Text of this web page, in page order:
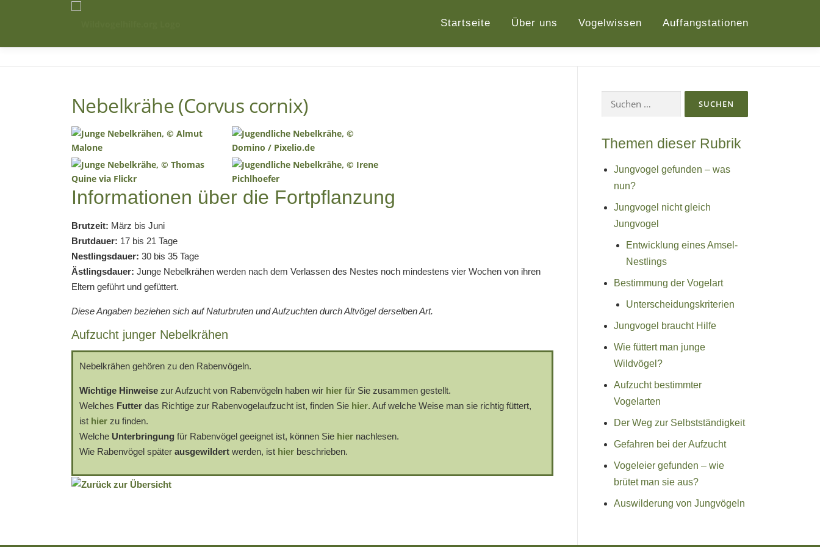
Startseite Über uns Vogelwissen Auffangstationen
Nebelkrähe (Corvus cornix)
Informationen über die Fortpflanzung
Brutzeit: März bis Juni
Brutdauer: 17 bis 21 Tage
Nestlingsdauer: 30 bis 35 Tage
Ästlingsdauer: Junge Nebelkrähen werden nach dem Verlassen des Nestes noch mindestens vier Wochen von ihren
Eltern geführt und gefüttert.
Diese Angaben beziehen sich auf Naturbruten und Aufzuchten durch Altvögel derselben Art.
Aufzucht junger Nebelkrähen
Nebelkrähen gehören zu den Rabenvögeln.
Wichtige Hinweise zur Aufzucht von Rabenvögeln haben wir hier für Sie zusammen gestellt.
Welches Futter das Richtige zur Rabenvogelaufzucht ist, finden Sie hier. Auf welche Weise man sie richtig füttert,
ist hier zu finden.
Welche Unterbringung für Rabenvögel geeignet ist, können Sie hier nachlesen.
Wie Rabenvögel später ausgewildert werden, ist hier beschrieben.
nach:
Themen dieser Rubrik
Jungvogel gefunden – was
nun?
Jungvogel nicht gleich
Jungvogel
Entwicklung eines Amsel-
Nestlings
Bestimmung der Vogelart
Unterscheidungskriterien
Jungvogel braucht Hilfe
Wie füttert man junge
Wildvögel?
Aufzucht bestimmter
Vogelarten
Der Weg zur Selbstständigkeit
Gefahren bei der Aufzucht
Vogeleier gefunden – wie
brütet man sie aus?
Auswilderung von Jungvögeln